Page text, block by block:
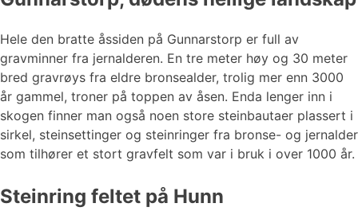
Hele den bratte åssiden på Gunnarstorp er full av
gravminner fra jernalderen. En tre meter høy og 30 meter
bred gravrøys fra eldre bronsealder, trolig mer enn 3000
år gammel, troner på toppen av åsen. Enda lenger inn i
skogen finner man også noen store steinbautaer plassert i
sirkel, steinsettinger og steinringer fra bronse- og jernalder
som tilhører et stort gravfelt som var i bruk i over 1000 år.
Steinring feltet på Hunn